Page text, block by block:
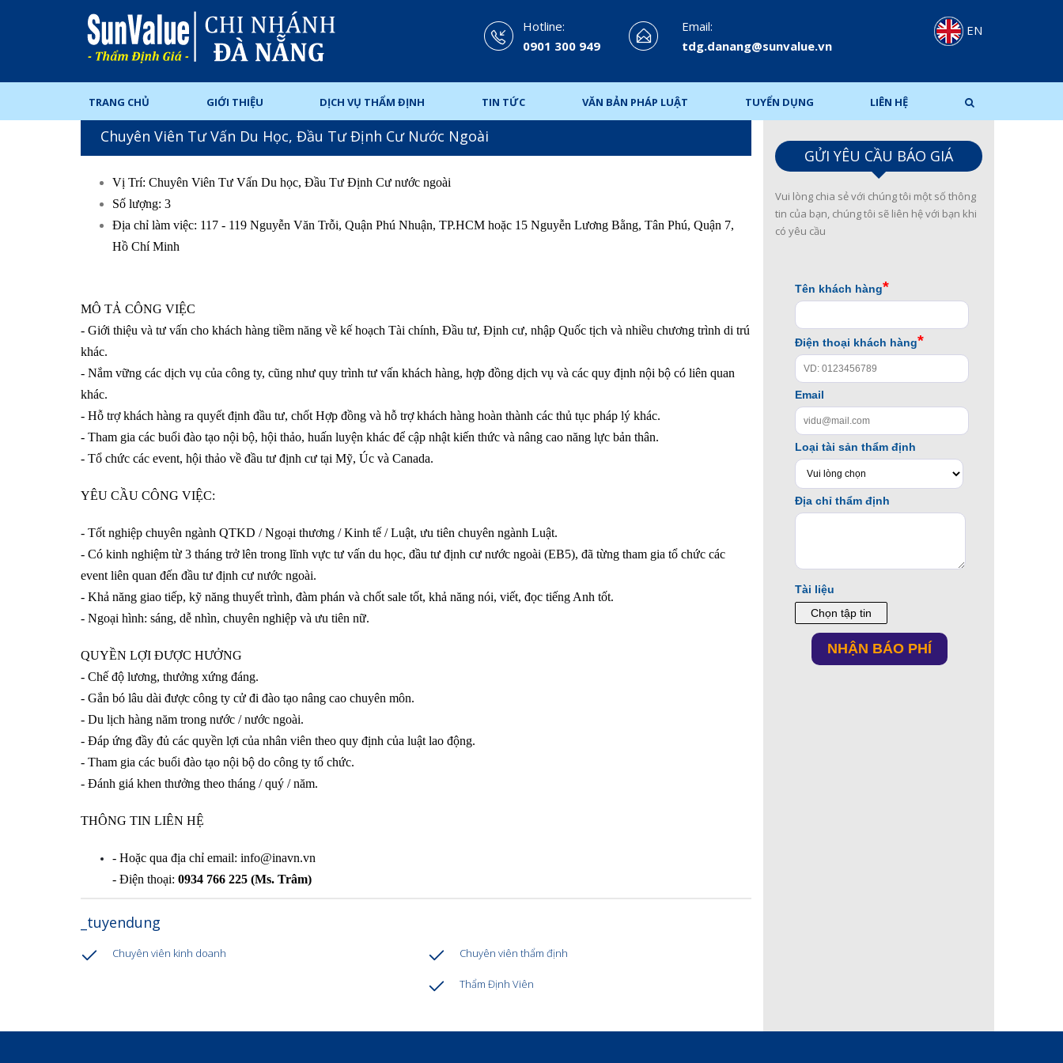
Hotline:
0901 300 949
Email:
tdg.danang@sunvalue.vn
EN
TRANG CHỦ GIỚI THIỆU DỊCH VỤ THẨM ĐỊNH TIN TỨC VĂN BẢN PHÁP LUẬT TUYỂN DỤNG LIÊN HỆ
Chuyên Viên Tư Vấn Du Học, Đầu Tư Định Cư Nước Ngoài
Vị Trí: Chuyên Viên Tư Vấn Du học, Đầu Tư Định Cư nước ngoài
Số lượng: 3
Địa chỉ làm việc: 117 - 119 Nguyễn Văn Trỗi, Quận Phú Nhuận, TP.HCM hoặc 15 Nguyễn Lương Bằng, Tân Phú, Quận 7,
Hồ Chí Minh
MÔ TẢ CÔNG VIỆC
- Giới thiệu và tư vấn cho khách hàng tiềm năng về kế hoạch Tài chính, Đầu tư, Định cư, nhập Quốc tịch và nhiều chương trình di trú
khác.
- Nắm vững các dịch vụ của công ty, cũng như quy trình tư vấn khách hàng, hợp đồng dịch vụ và các quy định nội bộ có liên quan
khác.
- Hỗ trợ khách hàng ra quyết định đầu tư, chốt Hợp đồng và hỗ trợ khách hàng hoàn thành các thủ tục pháp lý khác.
- Tham gia các buổi đào tạo nội bộ, hội thảo, huấn luyện khác để cập nhật kiến thức và nâng cao năng lực bản thân.
- Tổ chức các event, hội thảo về đầu tư định cư tại Mỹ, Úc và Canada.
YÊU CẦU CÔNG VIỆC:
- Tốt nghiệp chuyên ngành QTKD / Ngoại thương / Kinh tế / Luật, ưu tiên chuyên ngành Luật.
- Có kinh nghiệm từ 3 tháng trở lên trong lĩnh vực tư vấn du học, đầu tư định cư nước ngoài (EB5), đã từng tham gia tổ chức các
event liên quan đến đầu tư định cư nước ngoài.
- Khả năng giao tiếp, kỹ năng thuyết trình, đàm phán và chốt sale tốt, khả năng nói, viết, đọc tiếng Anh tốt.
- Ngoại hình: sáng, dễ nhìn, chuyên nghiệp và ưu tiên nữ.
QUYỀN LỢI ĐƯỢC HƯỞNG
- Chế độ lương, thưởng xứng đáng.
- Gắn bó lâu dài được công ty cử đi đào tạo nâng cao chuyên môn.
- Du lịch hàng năm trong nước / nước ngoài.
- Đáp ứng đầy đủ các quyền lợi của nhân viên theo quy định của luật lao động.
- Tham gia các buổi đào tạo nội bộ do công ty tổ chức.
- Đánh giá khen thưởng theo tháng / quý / năm.
THÔNG TIN LIÊN HỆ
- Hoặc qua địa chỉ email: info@inavn.vn
- Điện thoại: 0934 766 225 (Ms. Trâm)
_tuyendung
Chuyên viên kinh doanh Chuyên viên thẩm định
Thẩm Định Viên
GỬI YÊU CẦU BÁO GIÁ
Vui lòng chia sẻ với chúng tôi một số thông
tin của bạn, chúng tôi sẽ liên hệ với bạn khi
có yêu cầu